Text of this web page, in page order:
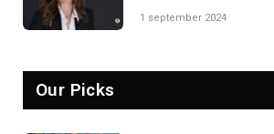
1 september 2024
Our Picks